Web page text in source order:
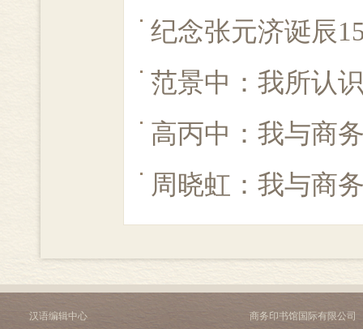
纪念张元济诞辰
范景中：我所认
高丙中：我与商
周晓虹：我与商
汉语编辑中心 商务印书馆国际有限公司